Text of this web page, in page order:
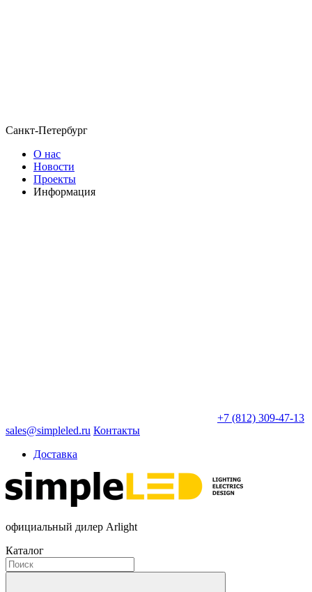
Санкт-Петербург
О нас
Новости
Проекты
Информация
+7 (812) 309-47-13
sales@simpleled.ru Контакты
Доставка
официальный дилер Arlight
Каталог